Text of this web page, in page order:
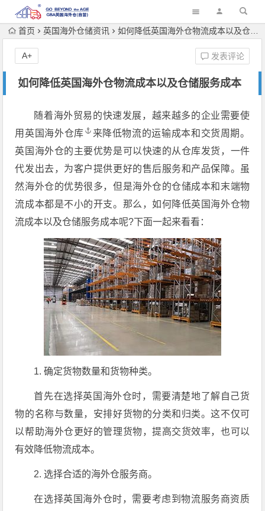
首页 英国海外仓储资讯 如何降低英国海外仓物流成本以及仓储服务成本
如何降低英国海外仓物流成本以及仓储服务成本
发表评论
A+
随着海外贸易的快速发展，越来越多的企业需要使
用 英国海外仓库
来降低物流的运输成本和交货周期。
英国海外仓的主要优势是可以快速的从仓库发货，一件
代发出去，为客户提供更好的售后服务和产品保障。虽
然海外仓的优势很多，但是海外仓的仓储成本和末端物
流成本都是不小的开支。那么，如何降低英国海外仓物
流成本以及仓储服务成本呢?下面一起来看看：
1. 确定货物数量和货物种类。
首先在选择英国海外仓时，需要清楚地了解自己货
物的名称与数量，安排好货物的分类和归类。这不仅可
以帮助海外仓更好的管理货物，提高交货效率，也可以
有效降低物流成本。
2. 选择合适的海外仓服务商。
在选择英国海外仓时，需要考虑到物流服务商资质